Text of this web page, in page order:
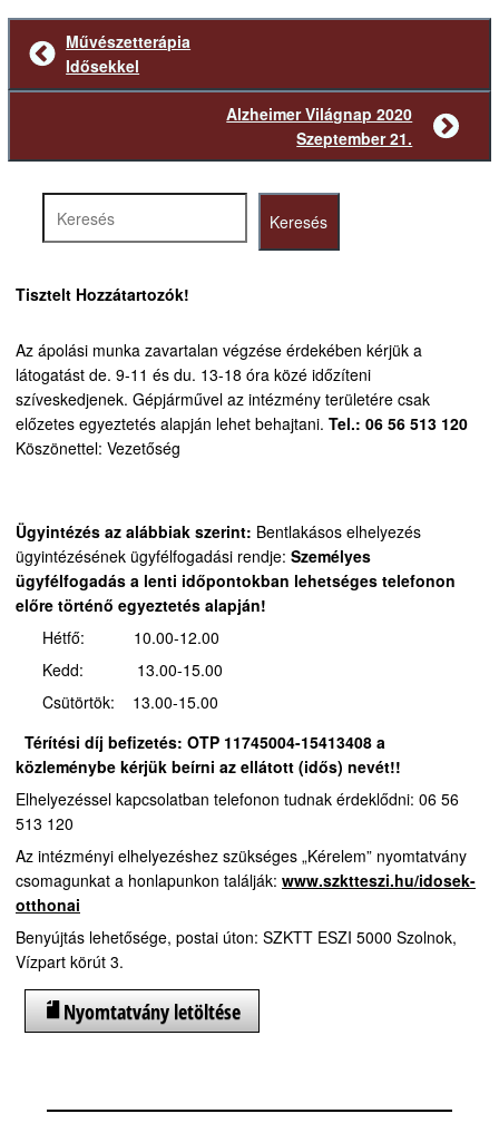
Előző
bejegyzés
Művészetterápia
Idősekkel
bejegyzés
Alzheimer Világnap 2020
Szeptember 21.
Keresés
Tisztelt Hozzátartozók!
Az ápolási munka zavartalan végzése érdekében kérjük a
látogatást de. 9-11 és du. 13-18 óra közé időzíteni
szíveskedjenek. Gépjárművel az intézmény területére csak
előzetes egyeztetés alapján lehet behajtani. Tel.: 06 56 513 120
Köszönettel: Vezetőség
Ügyintézés az alábbiak szerint: Bentlakásos elhelyezés
ügyintézésének ügyfélfogadási rendje: Személyes
ügyfélfogadás a lenti időpontokban lehetséges telefonon
előre történő egyeztetés alapján!
Hétfő: 10.00-12.00
Kedd: 13.00-15.00
Csütörtök: 13.00-15.00
Térítési díj befizetés: OTP 11745004-15413408 a
közleménybe kérjük beírni az ellátott (idős) nevét!!
Elhelyezéssel kapcsolatban telefonon tudnak érdeklődni: 06 56
513 120
Az intézményi elhelyezéshez szükséges „Kérelem” nyomtatvány
csomagunkat a honlapunkon találják: www.szktteszi.hu/idosek-
otthonai
Benyújtás lehetősége, postai úton: SZKTT ESZI 5000 Szolnok,
Vízpart körút 3.
Nyomtatvány letöltése